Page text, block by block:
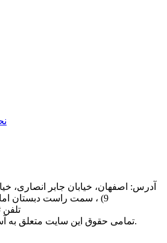
آدرس: اصفهان، خیابان جابر انصاری،
9) ، سمت راست دبستان امامت، کوچه میلاد، پلاک 26
تلفن
تمامی حقوق این سایت متعلق به آسان شاپ آی تی می باشد.